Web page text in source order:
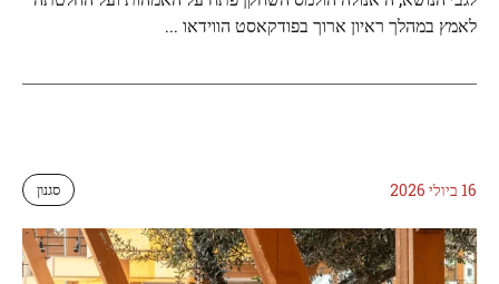
לאמץ במהלך ראיון ארוך בפודקאסט הווידאו ...
16 ביולי 2026 סגנון